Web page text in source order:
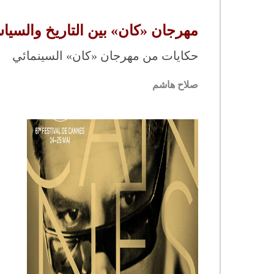
مهرجان «كان» بين التاريخ
حكايات من مهرجان «كان» السينمائي
صلاح هاشم